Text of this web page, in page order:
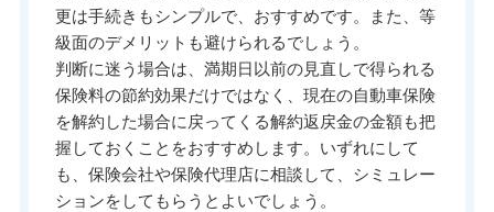
更は手続きもシンプルで、おすすめです。また、等
級面のデメリットも避けられるでしょう。
判断に迷う場合は、満期日以前の見直しで得られる
保険料の節約効果だけではなく、現在の自動車保険
を解約した場合に戻ってくる解約返戻金の金額も把
握しておくことをおすすめします。いずれにして
も、保険会社や保険代理店に相談して、シミュレー
ションをしてもらうとよいでしょう。